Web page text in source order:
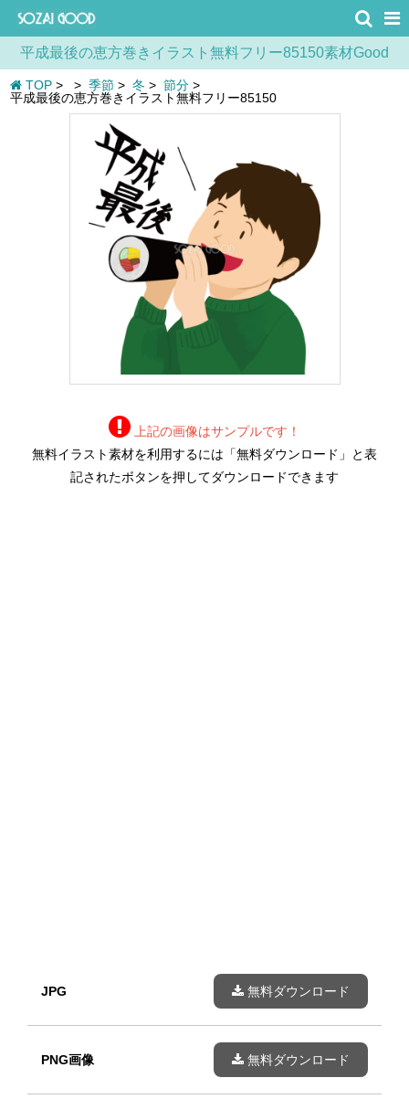
平成最後の恵方巻きイラスト無料フリー85150素材Good
TOP > > 季節 > 冬 > 節分 >
平成最後の恵方巻きイラスト無料フリー85150
上記の画像はサンプルです！
無料イラスト素材を利用するには「無料ダウンロード」と表
記されたボタンを押してダウンロードできます
JPG 無料ダウンロード
PNG画像 無料ダウンロード